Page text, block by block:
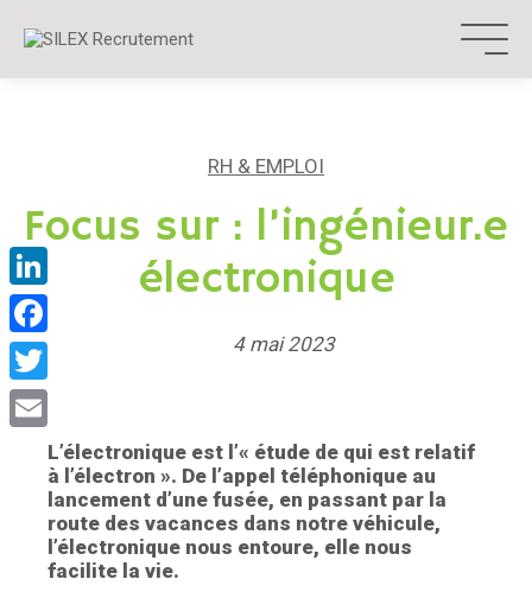
RH & EMPLOI
Focus sur : l’ingénieur.e
électronique
4 mai 2023
L’électronique est l’« étude de qui est relatif
à l’électron ». De l’appel téléphonique au
lancement d’une fusée, en passant par la
route des vacances dans notre véhicule,
l’électronique nous entoure, elle nous
facilite la vie.
LinkedIn
Facebook
Twitter
Email